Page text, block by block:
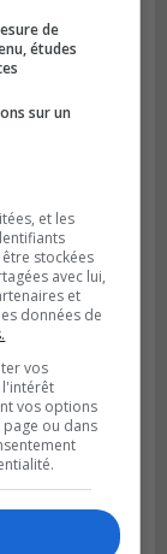
de
prend
de
études
sur un
et les
stockées
avec lui,
et
données de
vos
l'intérêt
vos options
page ou dans